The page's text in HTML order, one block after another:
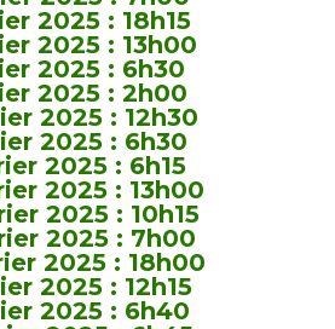
2025 : 18h15
2025 : 13h00
2025 : 6h30
2025 : 2h00
2025 : 12h30
2025 : 6h30
2025 : 6h15
2025 : 13h00
2025 : 10h15
2025 : 7h00
2025 : 18h00
2025 : 12h15
2025 : 6h40